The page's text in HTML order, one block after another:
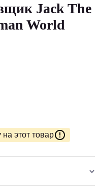
Jack The
World
этот товар